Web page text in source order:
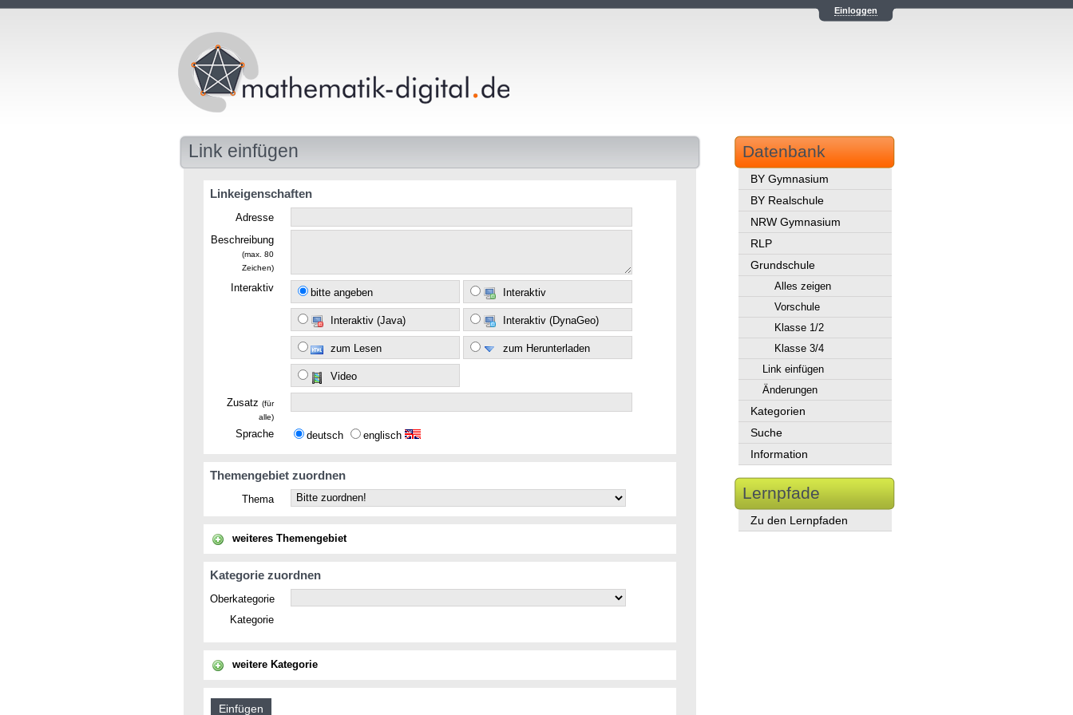
Einloggen
Link einfügen
Linkeigenschaften
Adresse
Beschreibung
(max. 80
Zeichen)
Interaktiv bitte angeben Interaktiv
Interaktiv (Java) Interaktiv (DynaGeo)
zum Lesen zum Herunterladen
Video
Zusatz (für
alle)
Sprache deutsch englisch
Themengebiet zuordnen
Thema
weiteres Themengebiet
Kategorie zuordnen
Oberkategorie
Kategorie
weitere Kategorie
Datenbank
BY Gymnasium
BY Realschule
NRW Gymnasium
RLP
Grundschule
Alles zeigen
Vorschule
Klasse 1/2
Klasse 3/4
Link einfügen
Änderungen
Kategorien
Suche
Information
Lernpfade
Zu den Lernpfaden